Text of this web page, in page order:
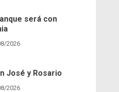
será con
2026
José y Rosario
2026